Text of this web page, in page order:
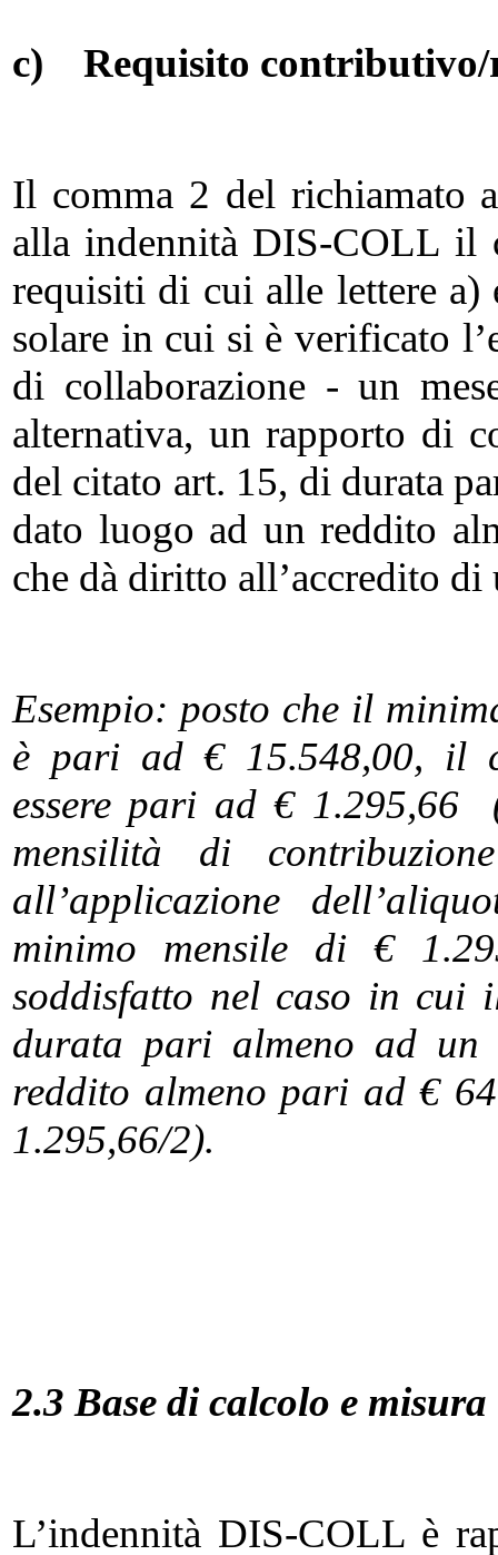
c) Requisito
Il comma 2 del richiamato
alla indennità DIS-COLL il
requisiti di cui alle lettere a)
solare in cui si è verificato
di collaborazione - un
alternativa, un rapporto di
del citato art. 15, di durata
dato luogo ad un reddito
che dà diritto all’accredito
Esempio: posto che il
è pari ad € 15.548,00, il
essere pari ad € 1.295,66
mensilità di
all’applicazione
minimo mensile di €
soddisfatto nel caso in cui
durata pari almeno ad un
reddito almeno pari ad €
1.295,66/2).
2.3 Base di calcolo e misura
L’indennità DIS-COLL è